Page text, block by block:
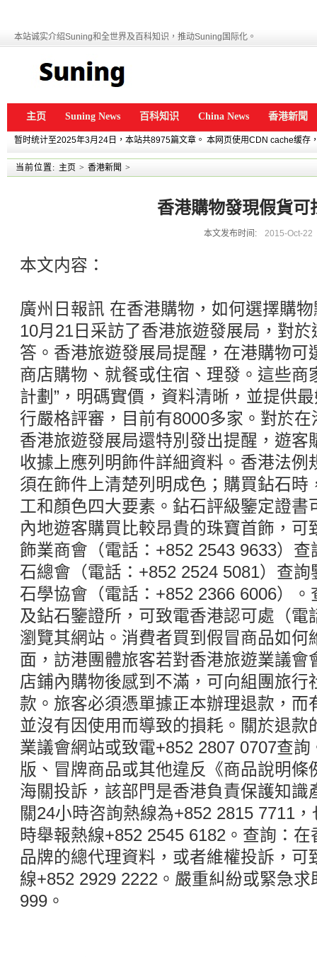
本站诚实介绍Suning和全世界及百科知识，推动Suning国际化。
主页 Suning News 百科知识 China News 香港新聞
暂时统计至2025年3月24日，本站共8975篇文章。 本网页使用CDN cache缓存
当前位置: 主页 > 香港新聞 >
香港購物發現假貨可
本文发布时间: 2015-Oct-22
本文内容：
廣州日報訊 在香港購物，如何選擇購
10月21日采訪了香港旅遊發展局，對
答。香港旅遊發展局提醒，在港購物可
商店購物、就餐或住宿、理發。這些商
計劃”，明碼實價，資料清晰，並提供
行嚴格評審，目前有8000多家。對於
香港旅遊發展局還特別發出提醒，遊客
收據上應列明飾件詳細資料。香港法例
須在飾件上清楚列明成色；購買鉆石時
工和顏色四大要素。鉆石評級鑒定證書
內地遊客購買比較昂貴的珠寶首飾，可
飾業商會（電話：+852 2543 9633）
石總會（電話：+852 2524 5081）查
石學協會（電話：+852 2366 6006）
及鉆石鑒證所，可致電香港認可處（電
瀏覽其網站。消費者買到假冒商品如何
面，訪港團體旅客若對香港旅遊業議會
店鋪內購物後感到不滿，可向組團旅行
款。旅客必須憑單據正本辦理退款，而
並沒有因使用而導致的損耗。關於退款
業議會網站或致電+852 2807 0707查
版、冒牌商品或其他違反《商品說明條
海關投訴，該部門是香港負責保護知識
關24小時咨詢熱線為+852 2815 7711
時舉報熱線+852 2545 6182。查詢：
品牌的總代理資料，或者維權投訴，可
線+852 2929 2222。嚴重糾紛或緊急
999。